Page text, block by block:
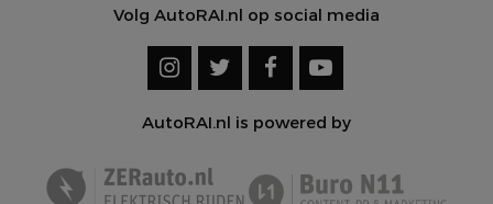
Volg AutoRAI.nl op social media
AutoRAI.nl is powered by